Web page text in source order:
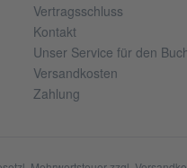
Vertragsschluss
Kontakt
Unser Service für den
Versandkosten
Zahlung